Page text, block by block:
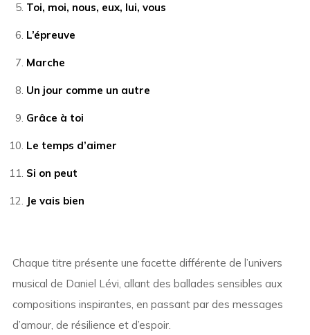
Toi, moi, nous, eux, lui, vous
L’épreuve
Marche
Un jour comme un autre
Grâce à toi
Le temps d’aimer
Si on peut
Je vais bien
Chaque titre présente une facette différente de l’univers
musical de Daniel Lévi, allant des ballades sensibles aux
compositions inspirantes, en passant par des messages
d’amour, de résilience et d’espoir.